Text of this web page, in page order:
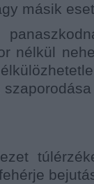
másik
nélkül